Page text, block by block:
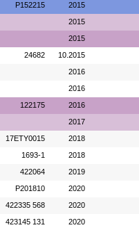
P152215 2015
2015
2015
24682 10.2015
2016
2016
122175 2016
2017
17ETY0015 2018
1693-1 2018
422064 2019
P201810 2020
422335 568 2020
423145 131 2020